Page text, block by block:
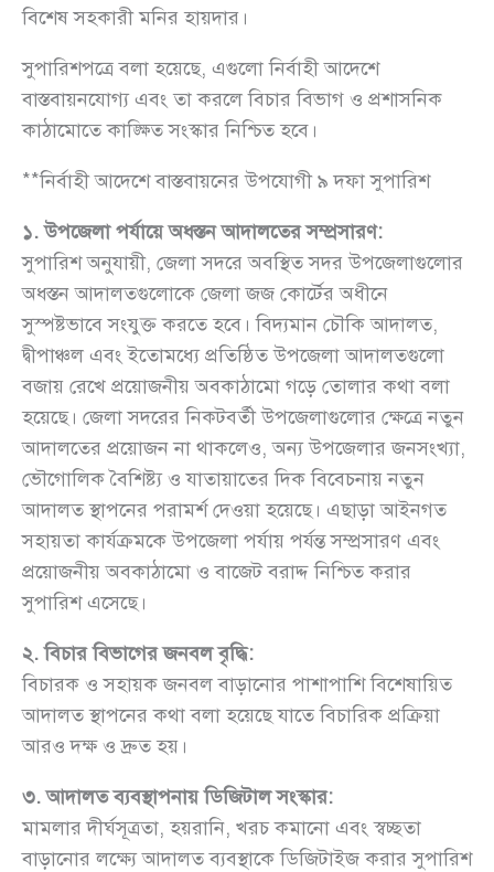
বিশেষ সহকারী মনির হায়দার।
সুপারিশপত্রে বলা হয়েছে, এগুলো নির্বাহী আদেশে
বাস্তবায়নযোগ্য এবং তা করলে বিচার বিভাগ ও প্রশাসনিক
কাঠামোতে কাঙ্ক্ষিত সংস্কার নিশ্চিত হবে।
**নির্বাহী আদেশে বাস্তবায়নের উপযোগী ৯ দফা সুপারিশ
১. উপজেলা পর্যায়ে অধস্তন আদালতের সম্প্রসারণ:
সুপারিশ অনুযায়ী, জেলা সদরে অবস্থিত সদর উপজেলাগুলোর
অধস্তন আদালতগুলোকে জেলা জজ কোর্টের অধীনে
সুস্পষ্টভাবে সংযুক্ত করতে হবে। বিদ্যমান চৌকি আদালত,
দ্বীপাঞ্চল এবং ইতোমধ্যে প্রতিষ্ঠিত উপজেলা আদালতগুলো
বজায় রেখে প্রয়োজনীয় অবকাঠামো গড়ে তোলার কথা বলা
হয়েছে। জেলা সদরের নিকটবর্তী উপজেলাগুলোর ক্ষেত্রে নতুন
আদালতের প্রয়োজন না থাকলেও, অন্য উপজেলার জনসংখ্যা,
ভৌগোলিক বৈশিষ্ট্য ও যাতায়াতের দিক বিবেচনায় নতুন
আদালত স্থাপনের পরামর্শ দেওয়া হয়েছে। এছাড়া আইনগত
সহায়তা কার্যক্রমকে উপজেলা পর্যায় পর্যন্ত সম্প্রসারণ এবং
প্রয়োজনীয় অবকাঠামো ও বাজেট বরাদ্দ নিশ্চিত করার
সুপারিশ এসেছে।
২. বিচার বিভাগের জনবল বৃদ্ধি:
বিচারক ও সহায়ক জনবল বাড়ানোর পাশাপাশি বিশেষায়িত
আদালত স্থাপনের কথা বলা হয়েছে যাতে বিচারিক প্রক্রিয়া
আরও দক্ষ ও দ্রুত হয়।
৩. আদালত ব্যবস্থাপনায় ডিজিটাল সংস্কার:
মামলার দীর্ঘসূত্রতা, হয়রানি, খরচ কমানো এবং স্বচ্ছতা
বাড়ানোর লক্ষ্যে আদালত ব্যবস্থাকে ডিজিটাইজ করার সুপারিশ